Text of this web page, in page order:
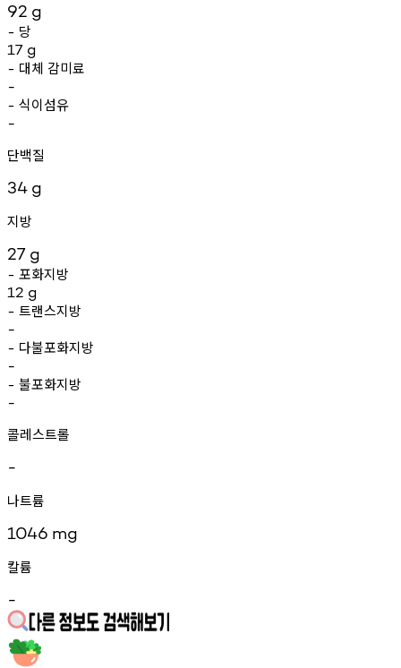
92 g
- 당
17 g
- 대체 감미료
-
- 식이섬유
-
단백질
34 g
지방
27 g
- 포화지방
12 g
- 트랜스지방
-
- 다불포화지방
-
- 불포화지방
-
콜레스트롤
-
나트륨
1046 mg
칼륨
-